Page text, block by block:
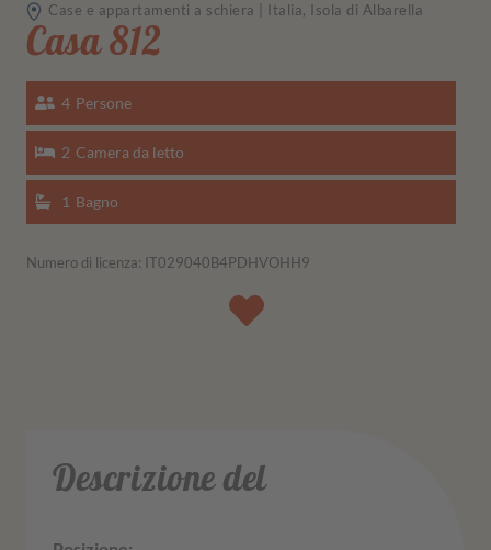
Case e appartamenti a schiera | Italia, Isola di Albarella
Casa 812
Persone
4
Camera da letto
2
Bagno
1
Numero di licenza: IT029040B4PDHVOHH9
Descrizione del